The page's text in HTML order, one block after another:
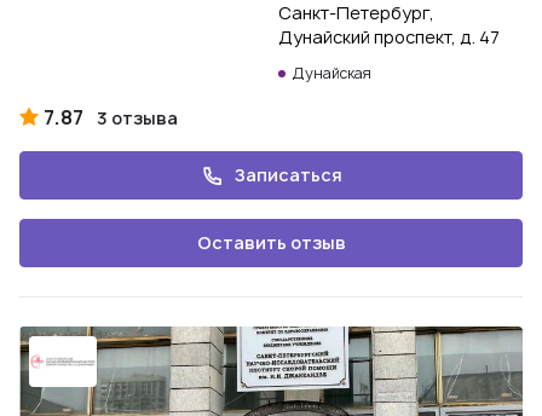
Санкт-Петербург,
Дунайский проспект, д. 47
Дунайская
7.87 3 отзыва
Записаться
Оставить отзыв